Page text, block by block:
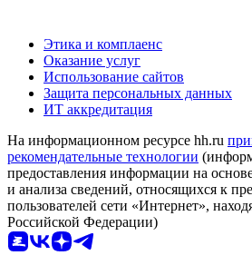
Этика и комплаенс
Оказание услуг
Использование сайтов
Защита персональных данных
ИТ аккредитация
На информационном ресурсе hh.ru
рекомендательные технологии
предоставления информации на
и анализа сведений, относящихся к
пользователей сети «Интернет»,
Российской Федерации)